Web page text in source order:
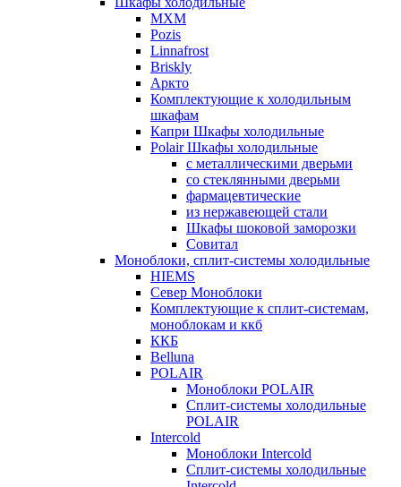
МХМ
Pozis
Linnafrost
Briskly
Аркто
Комплектующие к холодильным
шкафам
Капри Шкафы холодильные
Polair Шкафы холодильные
с металлическими дверьми
со стеклянными дверьми
фармацевтические
из нержавеющей стали
Шкафы шоковой заморозки
Совитал
Моноблоки, сплит-системы холодильные
HIEMS
Север Моноблоки
Комплектующие к сплит-системам,
моноблокам и ккб
ККБ
Belluna
POLAIR
Моноблоки POLAIR
Сплит-системы холодильные
POLAIR
Intercold
Моноблоки Intercold
Сплит-системы холодильные